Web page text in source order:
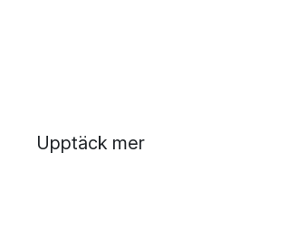
Upptäck mer